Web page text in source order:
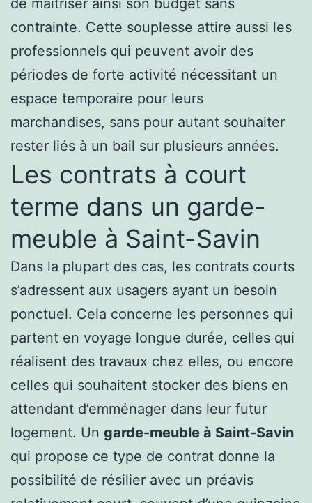
de maîtriser ainsi son budget sans
contrainte. Cette souplesse attire aussi les
professionnels qui peuvent avoir des
périodes de forte activité nécessitant un
espace temporaire pour leurs
marchandises, sans pour autant souhaiter
rester liés à un bail sur plusieurs années.
Les contrats à court
terme dans un garde-
meuble à Saint-Savin
Dans la plupart des cas, les contrats courts
s’adressent aux usagers ayant un besoin
ponctuel. Cela concerne les personnes qui
partent en voyage longue durée, celles qui
réalisent des travaux chez elles, ou encore
celles qui souhaitent stocker des biens en
attendant d’emménager dans leur futur
logement. Un garde-meuble à Saint-Savin
qui propose ce type de contrat donne la
possibilité de résilier avec un préavis